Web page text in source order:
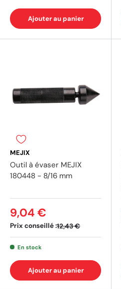
Ajouter au panier
MEJIX
Outil à évaser MEJIX
180448 - 8/16 mm
Prix conseillé :12,43 €
9,04 €
En stock
Ajouter au panier